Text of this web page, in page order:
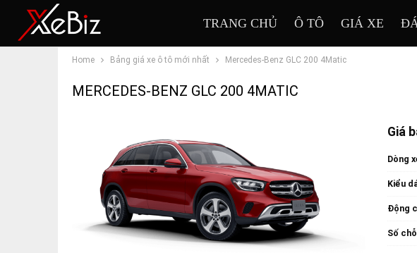
TRANG CHỦ Ô TÔ GIÁ XE
Home Bảng giá xe ô tô mới nhất Mercedes-Benz GLC 200 4Matic
MERCEDES-BENZ GLC 200 4MATIC
Giá
Dòng
Kiểu
Động
Số chỗ